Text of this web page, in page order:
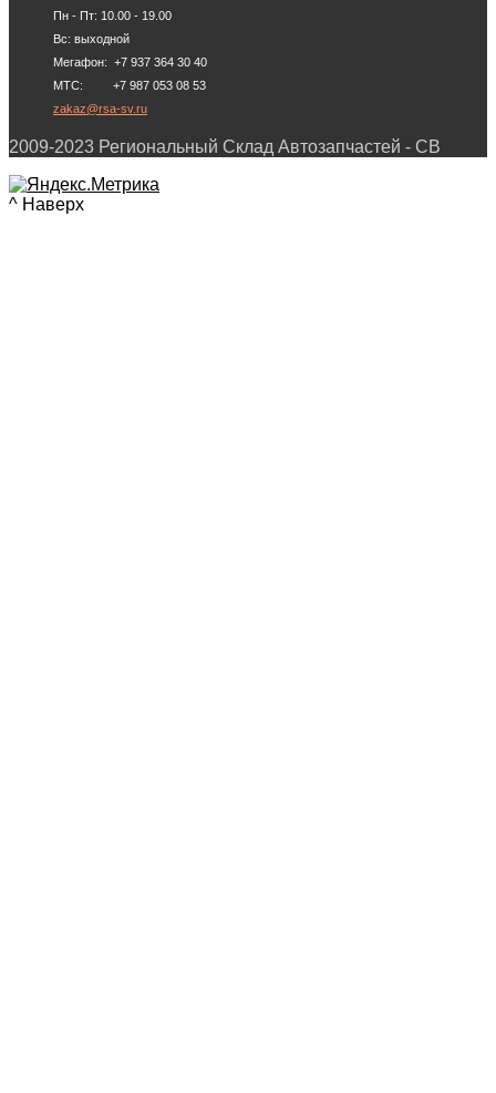
Пн - Пт: 10.00 - 19.00
Вс: выходной
Мегафон: +7 937 364 30 40
МТС: +7 987 053 08 53
zakaz@rsa-sv.ru
2009-2023 Региональный Склад Автозапчастей - СВ
^ Наверх